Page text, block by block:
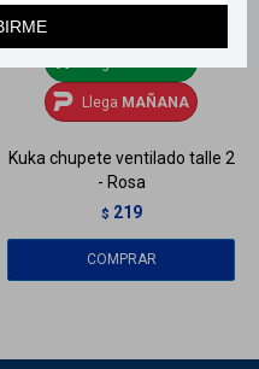
Llega MAÑANA
Kuka chupete ventilado talle 2
- Rosa
$ 219